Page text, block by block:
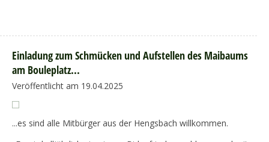
Einladung zum Schmücken und Aufstellen des Maibaums
am Bouleplatz...
Veröffentlicht am 19.04.2025
...es sind alle Mitbürger aus der Hengsbach willkommen.